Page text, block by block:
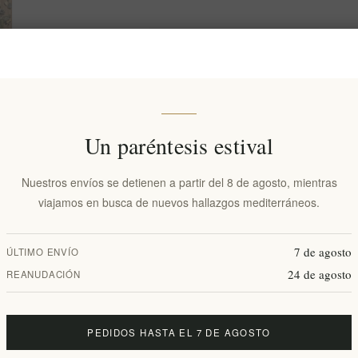
Fecha de entrega:
Visión general Comentarios Contáctenos
Mouriki, una infusión cuidadosamente seleccionada, diseñada
griega con un sofisticado perfil aromático.
Mouriki
se especializa en el cultivo orgánico a gran altitud. Cada lata de 25 g
Un paréntesis estival
Nuestros envíos se detienen a partir del 8 de agosto, mientras
viajamos en busca de nuevos hallazgos mediterráneos.
ÚLTIMO ENVÍO 7 de agosto
REANUDACIÓN 24 de agosto
PEDIDOS HASTA EL 7 DE AGOSTO